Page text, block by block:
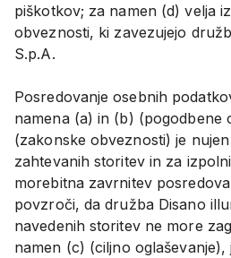
piškotkov; za namen (d) velja
obveznosti, ki zavezujejo
S.p.A.
Posredovanje osebnih
namena (a) in (b) (pogodbene
(zakonske obveznosti) je
zahtevanih storitev in za
morebitna zavrnitev
povzroči, da družba Disano
navedenih storitev ne more
namen (c) (ciljno oglaševanje),